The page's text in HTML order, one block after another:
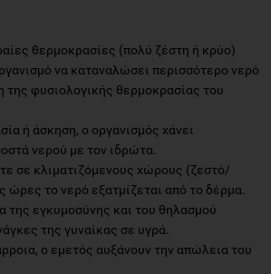
θερμοκρασίες (πολύ ζέστη ή κρύο)
να καταναλώσει περισσότερο νερό
της φυσιολογικής θερμοκρασίας του
ή άσκηση, ο οργανισμός χάνει
νερού με τον ιδρώτα.
σε κλιματιζόμενους χώρους (ζεστό/
ώρες το νερό εξατμίζεται από το δέρμα.
της εγκυμοσύνης και του θηλασμού
της γυναίκας σε υγρά.
ο εμετός αυξάνουν την απώλεια του